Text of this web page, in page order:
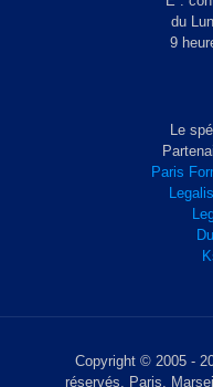
du
9
Le
Paris
Copyright © 2005 -
réservés. Paris,